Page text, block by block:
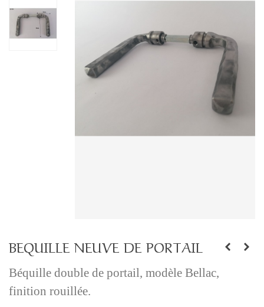
BEQUILLE NEUVE DE PORTAIL
Béquille double de portail, modèle Bellac,
finition rouillée.